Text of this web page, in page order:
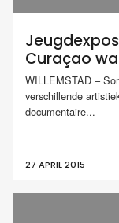
Curaçao
WILLEMSTAD –
verschillende
documentaire...
27 APRIL 2015